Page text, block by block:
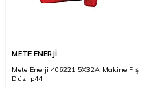
METE ENERJİ
Mete Enerji 406221 5X32A Makine Fiş
Düz Ip44